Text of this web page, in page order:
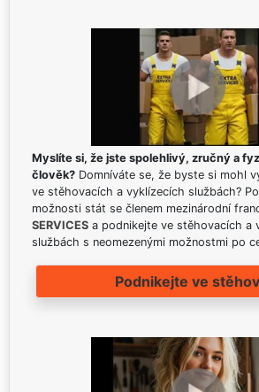
Myslíte si, že jste spolehlivý, zručný a
člověk? Domníváte se, že byste si mohl
ve stěhovacích a vyklízecích službách?
možnosti stát se členem mezinárodní
SERVICES a podnikejte ve stěhovacích a
službách s neomezenými možnostmi po
Podnikejte ve